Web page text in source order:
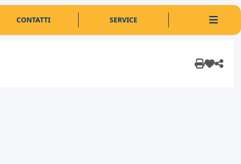
CONTATTI SERVICE